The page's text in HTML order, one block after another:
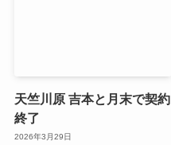
天竺川原 吉本と月末で契約
終了
2026年3月29日